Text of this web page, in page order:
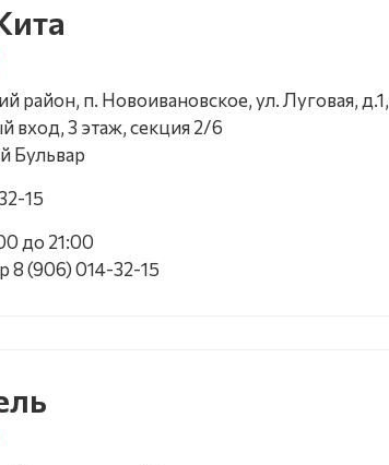
район, п. Новоивановское, ул. Луговая, д.1,
вход, 3 этаж, секция 2/6
Бульвар
15
до 21:00
8 (906) 014-32-15